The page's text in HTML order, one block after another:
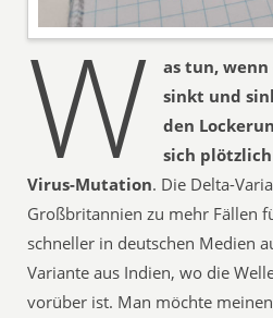
W
as tun,
sinkt und
den
sich
Virus-Mutation. Die Delta-
Großbritannien zu mehr Fällen
schneller in deutschen Medien
Variante aus Indien, wo die
vorüber ist. Man möchte